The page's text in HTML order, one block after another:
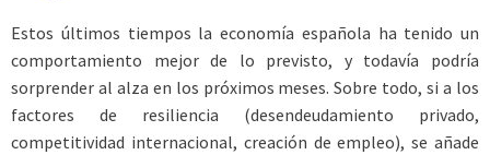
Estos últimos tiempos la economía española ha tenido un
comportamiento mejor de lo previsto, y todavía podría
sorprender al alza en los próximos meses. Sobre todo, si a los
factores de resiliencia (desendeudamiento privado,
competitividad internacional, creación de empleo), se añade